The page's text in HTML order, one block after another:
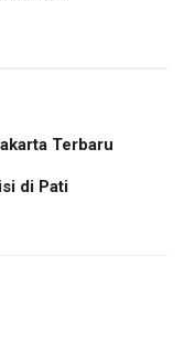
Terbaru
di Pati